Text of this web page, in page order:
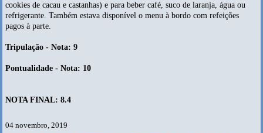
cookies de cacau e castanhas) e para beber café, suco de laranja, água ou
refrigerante. Também estava disponível o menu à bordo com refeições
pagos à parte.
Tripulação - Nota: 9
Pontualidade - Nota: 10
NOTA FINAL: 8.4
04 novembro, 2019